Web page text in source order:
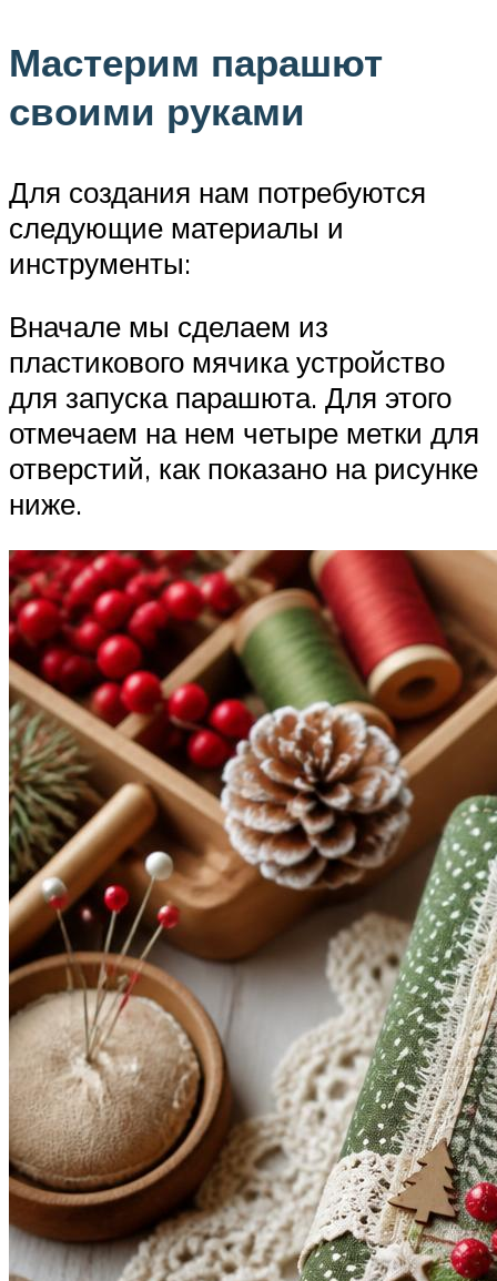
Мастерим парашют
своими руками
Для создания нам потребуются
следующие материалы и
инструменты:
Вначале мы сделаем из
пластикового мячика устройство
для запуска парашюта. Для этого
отмечаем на нем четыре метки для
отверстий, как показано на рисунке
ниже.